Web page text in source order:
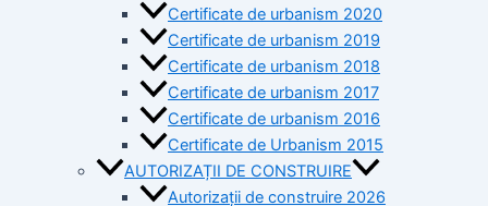
Certificate de urbanism 2020
Certificate de urbanism 2019
Certificate de urbanism 2018
Certificate de urbanism 2017
Certificate de urbanism 2016
Certificate de Urbanism 2015
AUTORIZAȚII DE CONSTRUIRE
Autorizații de construire 2026